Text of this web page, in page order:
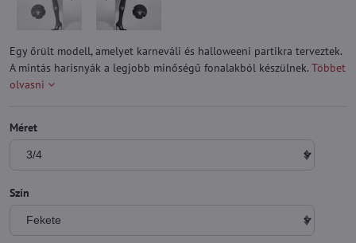
Egy őrült modell, amelyet karneváli és halloweeni partikra terveztek.
A mintás harisnyák a legjobb minőségű fonalakból készülnek. Többet
olvasni
Méret
Szín